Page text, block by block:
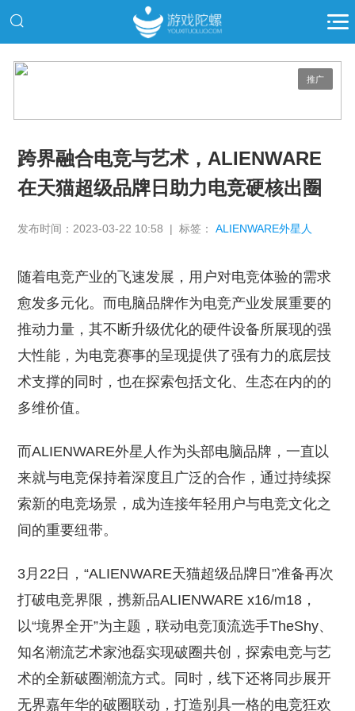
推广
跨界融合电竞与艺术，ALIENWARE
在天猫超级品牌日助力电竞硬核出圈
发布时间：2023-03-22 10:58 | 标签：ALIENWARE外星人
随着电竞产业的飞速发展，用户对电竞体验的需求
愈发多元化。而电脑品牌作为电竞产业发展重要的
推动力量，其不断升级优化的硬件设备所展现的强
大性能，为电竞赛事的呈现提供了强有力的底层技
术支撑的同时，也在探索包括文化、生态在内的的
多维价值。
而ALIENWARE外星人作为头部电脑品牌，一直以
来就与电竞保持着深度且广泛的合作，通过持续探
索新的电竞场景，成为连接年轻用户与电竞文化之
间的重要纽带。
3月22日，“ALIENWARE天猫超级品牌日”准备再次
打破电竞界限，携新品ALIENWARE x16/m18，
以“境界全开”为主题，联动电竞顶流选手TheShy、
知名潮流艺术家池磊实现破圈共创，探索电竞与艺
术的全新破圈潮流方式。同时，线下还将同步展开
无界嘉年华的破圈联动，打造别具一格的电竞狂欢